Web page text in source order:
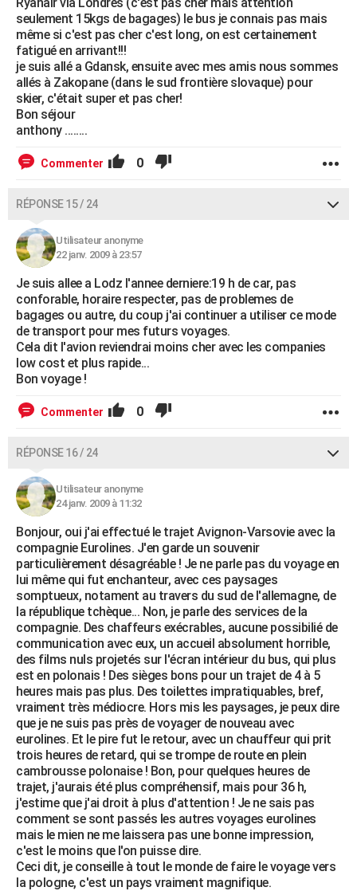
seulement 15kgs de bagages) le bus je connais pas mais
même si c'est pas cher c'est long, on est certainement
fatigué en arrivant!!!
je suis allé a Gdansk, ensuite avec mes amis nous sommes
allés à Zakopane (dans le sud frontière slovaque) pour
skier, c'était super et pas cher!
Bon séjour
anthony ........
Commenter 0
RÉPONSE 15 / 24
Utilisateur anonyme
22 janv. 2009 à 23:57
Je suis allee a Lodz l'annee derniere:19 h de car, pas
conforable, horaire respecter, pas de problemes de
bagages ou autre, du coup j'ai continuer a utiliser ce mode
de transport pour mes futurs voyages.
Cela dit l'avion reviendrai moins cher avec les companies
low cost et plus rapide...
Bon voyage !
Commenter 0
RÉPONSE 16 / 24
Utilisateur anonyme
24 janv. 2009 à 11:32
Bonjour, oui j'ai effectué le trajet Avignon-Varsovie avec la
compagnie Eurolines. J'en garde un souvenir
particulièrement désagréable ! Je ne parle pas du voyage en
lui même qui fut enchanteur, avec ces paysages
somptueux, notament au travers du sud de l'allemagne, de
la république tchèque... Non, je parle des services de la
compagnie. Des chaffeurs exécrables, aucune possibilié de
communication avec eux, un accueil absolument horrible,
des films nuls projetés sur l'écran intérieur du bus, qui plus
est en polonais ! Des sièges bons pour un trajet de 4 à 5
heures mais pas plus. Des toilettes impratiquables, bref,
vraiment très médiocre. Hors mis les paysages, je peux dire
que je ne suis pas près de voyager de nouveau avec
eurolines. Et le pire fut le retour, avec un chauffeur qui prit
trois heures de retard, qui se trompe de route en plein
cambrousse polonaise ! Bon, pour quelques heures de
trajet, j'aurais été plus compréhensif, mais pour 36 h,
j'estime que j'ai droit à plus d'attention ! Je ne sais pas
comment se sont passés les autres voyages eurolines
mais le mien ne me laissera pas une bonne impression,
c'est le moins que l'on puisse dire.
Ceci dit, je conseille à tout le monde de faire le voyage vers
la pologne, c'est un pays vraiment magnifique.